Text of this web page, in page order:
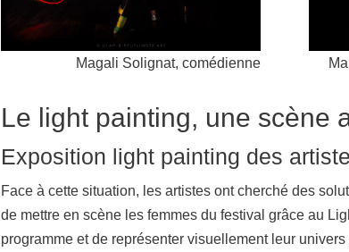
Magali Solignat, comédienne
Le light painting, une scène
Exposition light painting des
Face à cette situation, les artistes ont cherché des
de mettre en scène les femmes du festival grâce au
programme et de représenter visuellement leur